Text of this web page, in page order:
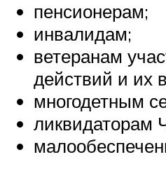
пенсионерам;
инвалидам;
ветеранам
действий и их
многодетным
ликвидаторам